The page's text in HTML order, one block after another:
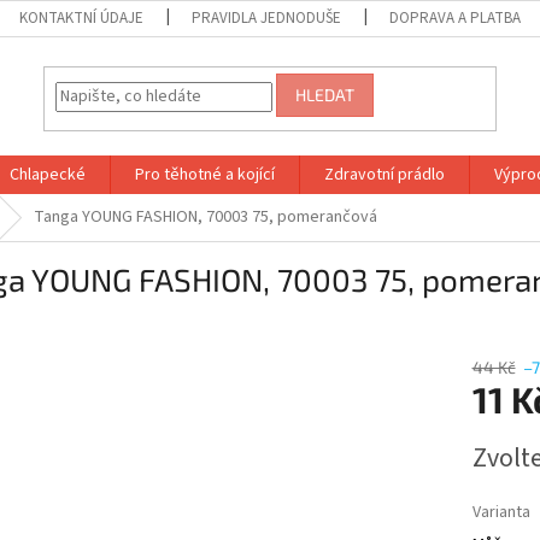
KONTAKTNÍ ÚDAJE PRAVIDLA JEDNODUŠE DOPRAVA A PLATBA
HLEDAT
Chlapecké Pro těhotné a kojící Zdravotní prádlo
Tanga YOUNG FASHION, 70003 75, pomerančová
YOUNG FASHION, 70003 75,
44 Kč
11
cena:
Varianta